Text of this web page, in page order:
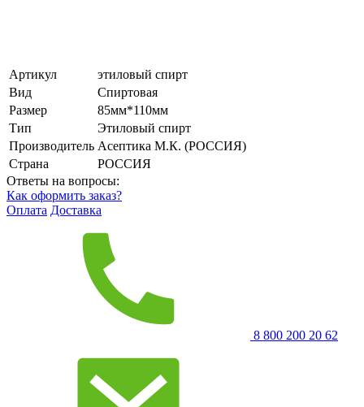
Артикул
этиловый спирт
Вид
Спиртовая
Размер
85мм*110мм
Тип
Этиловый спирт
Производитель Асептика М.К. (РОССИЯ)
Страна
РОССИЯ
Ответы на вопросы:
Как оформить заказ?
Оплата Доставка
8 800 200 20 62